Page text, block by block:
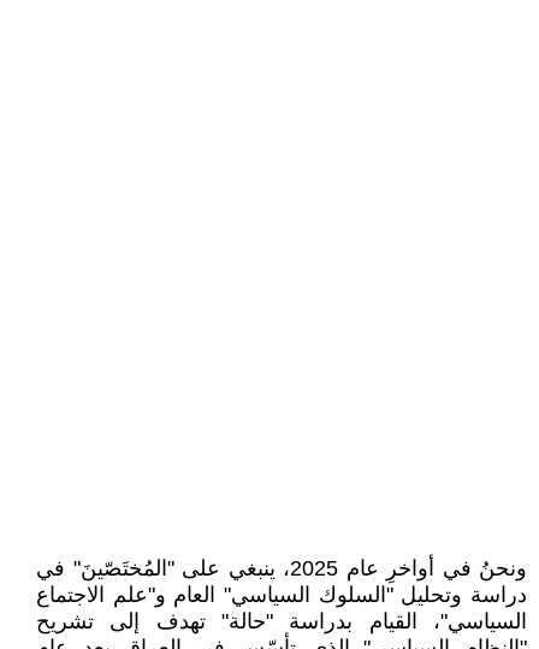
ونحنُ في أواخرِ عام 2025، ينبغي على "المُختَصّينَ" في
دراسة وتحليل "السلوك السياسي" العام و"علم الاجتماع
السياسي"، القيام بدراسة "حالة" تهدف إلى تشريح